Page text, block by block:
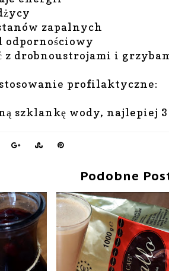
zapalnych
odpornościowy
z drobnoustrojami i
profilaktyczne:
szklankę wody, najlepiej
Podobne